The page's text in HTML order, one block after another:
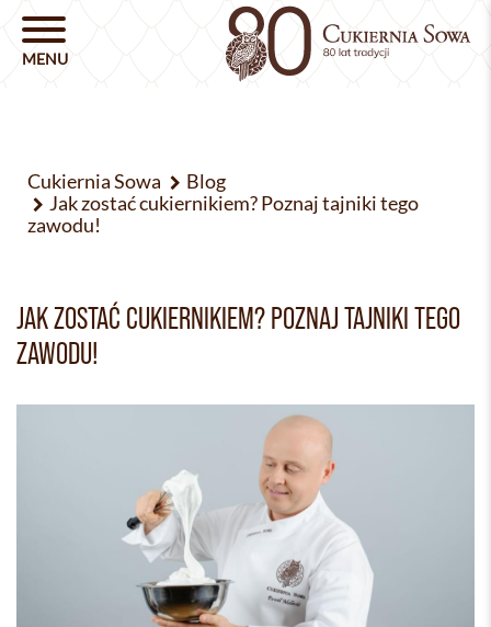
Cukiernia Sowa
Blog
Jak zostać cukiernikiem? Poznaj tajniki tego
zawodu!
JAK ZOSTAĆ CUKIERNIKIEM? POZNAJ TAJNIKI TEGO
ZAWODU!